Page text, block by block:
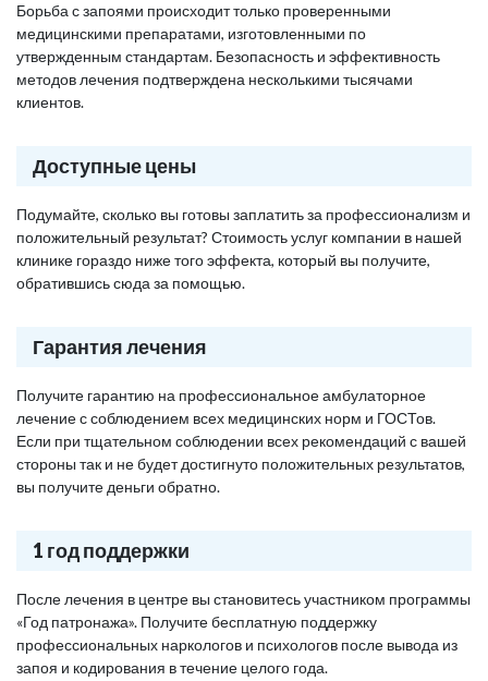
Борьба с запоями происходит только проверенными
медицинскими препаратами, изготовленными по
утвержденным стандартам. Безопасность и эффективность
методов лечения подтверждена несколькими тысячами
клиентов.
Доступные цены
Подумайте, сколько вы готовы заплатить за профессионализм и
положительный результат? Стоимость услуг компании в нашей
клинике гораздо ниже того эффекта, который вы получите,
обратившись сюда за помощью.
Гарантия лечения
Получите гарантию на профессиональное амбулаторное
лечение с соблюдением всех медицинских норм и ГОСТов.
Если при тщательном соблюдении всех рекомендаций с вашей
стороны так и не будет достигнуто положительных результатов,
вы получите деньги обратно.
1 год поддержки
После лечения в центре вы становитесь участником программы
«Год патронажа». Получите бесплатную поддержку
профессиональных наркологов и психологов после вывода из
запоя и кодирования в течение целого года.